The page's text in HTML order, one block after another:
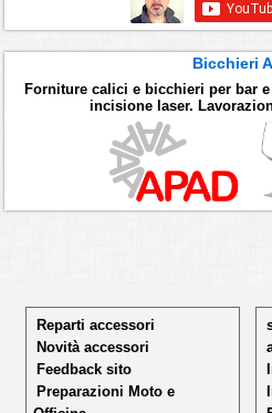
Bicchieri
Forniture calici e bicchieri per bar
incisione laser.
Reparti accessori
Novità accessori
Feedback sito
Preparazioni Moto e